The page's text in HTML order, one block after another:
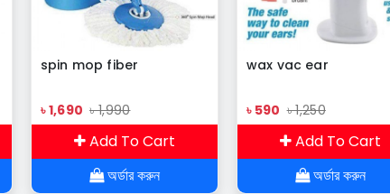
spin mop fiber
৳ 1,690 ৳ 1,990
Add To Cart
অর্ডার করুন
wax vac ear
৳ 590 ৳ 1,250
Add To Cart
অর্ডার করুন